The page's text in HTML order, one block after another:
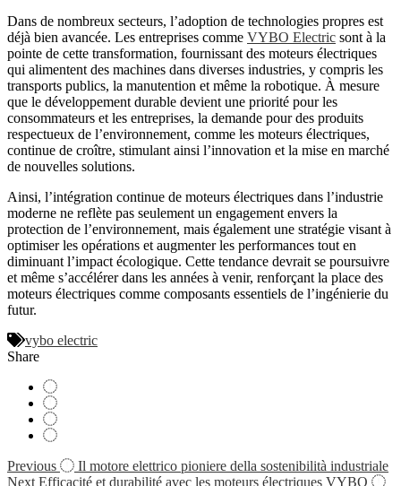
Dans de nombreux secteurs, l’adoption de technologies propres est
déjà bien avancée. Les entreprises comme VYBO Electric sont à la
pointe de cette transformation, fournissant des moteurs électriques
qui alimentent des machines dans diverses industries, y compris les
transports publics, la manutention et même la robotique. À mesure
que le développement durable devient une priorité pour les
consommateurs et les entreprises, la demande pour des produits
respectueux de l’environnement, comme les moteurs électriques,
continue de croître, stimulant ainsi l’innovation et la mise en marché
de nouvelles solutions.
Ainsi, l’intégration continue de moteurs électriques dans l’industrie
moderne ne reflète pas seulement un engagement envers la
protection de l’environnement, mais également une stratégie visant à
optimiser les opérations et augmenter les performances tout en
diminuant l’impact écologique. Cette tendance devrait se poursuivre
et même s’accélérer dans les années à venir, renforçant la place des
moteurs électriques comme composants essentiels de l’ingénierie du
futur.
vybo electric
Share
Navigácia
Previous
Il motore elettrico pioniere della sostenibilità industriale
Next Efficacité et durabilité avec les moteurs électriques VYBO